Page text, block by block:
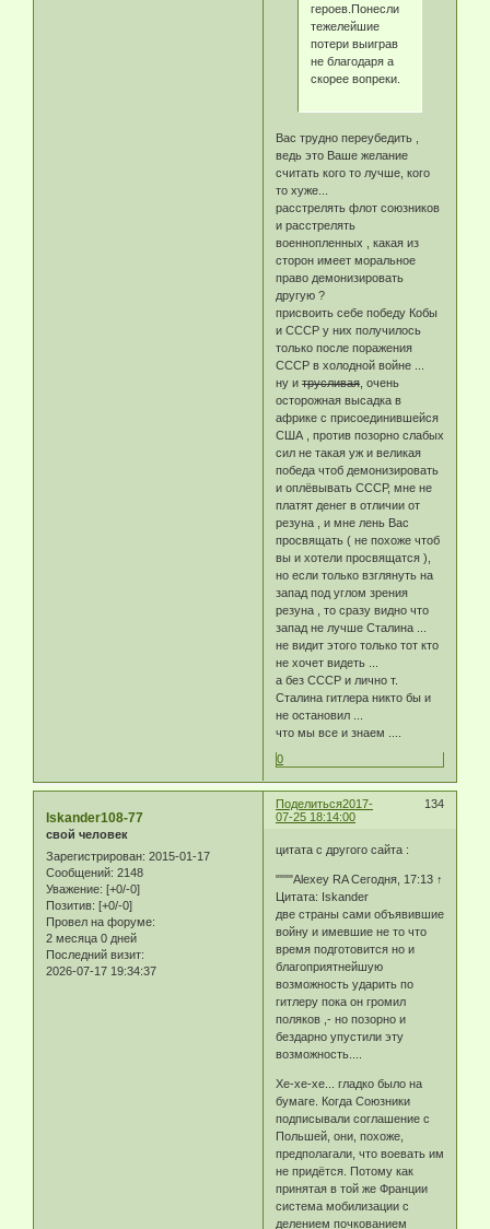
героев.Понесли
тежелейшие
потери выиграв
не благодаря а
скорее вопреки.
Вас трудно переубедить ,
ведь это Ваше желание
считать кого то лучше, кого
то хуже...
расстрелять флот союзников
и расстрелять
военнопленных , какая из
сторон имеет моральное
право демонизировать
другую ?
присвоить себе победу Кобы
и СССР у них получилось
только после поражения
СССР в холодной войне ...
ну итрусливая, очень
осторожная высадка в
африке с присоединившейся
США , против позорно слабых
сил не такая уж и великая
победа чтоб демонизировать
и оплёвывать СССР, мне не
платят денег в отличии от
резуна , и мне лень Вас
просвящать ( не похоже чтоб
вы и хотели просвящатся ),
но если только взглянуть на
запад под углом зрения
резуна , то сразу видно что
запад не лучше Сталина ...
не видит этого только тот кто
не хочет видеть ...
а без СССР и лично т.
Сталина гитлера никто бы и
не остановил ...
что мы все и знаем ....
0
Поделиться 134
2017-
07-25 18:14:00
Iskander108-77
свой человек
Зарегистрирован: 2015-01-17
Сообщений: 2148
Уважение: [+0/-0]
Позитив: [+0/-0]
Провел на форуме:
2 месяца 0 дней
Последний визит:
2026-07-17 19:34:37
цитата с другого сайта :
""""Alexey RA Сегодня, 17:13 ↑
Цитата: Iskander
две страны сами объявившие
войну и имевшие не то что
время подготовится но и
благоприятнейшую
возможность ударить по
гитлеру пока он громил
поляков ,- но позорно и
бездарно упустили эту
возможность....
Хе-хе-хе... гладко было на
бумаге. Когда Союзники
подписывали соглашение с
Польшей, они, похоже,
предполагали, что воевать им
не придётся. Потому как
принятая в той же Франции
система мобилизации с
делением почкованием